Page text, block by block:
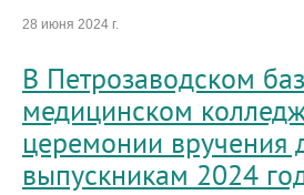
28 июня 2024 г.
В Петрозаводском
медицинском
церемонии вручения
выпускникам 2024